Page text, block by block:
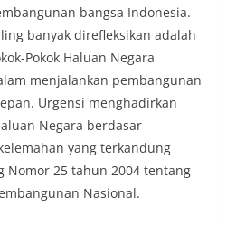
bangsa Indonesia.
banyak direfleksikan adalah
Pokok Haluan Negara
menjalankan pembangunan
Urgensi menghadirkan
Negara berdasar
yang terkandung
Nomor 25 tahun 2004 tentang
Nasional.